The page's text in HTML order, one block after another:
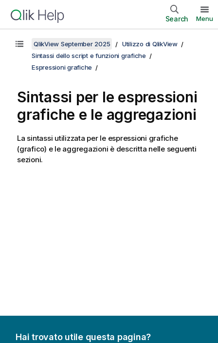
Search Menu
QlikView September 2025
Utilizzo di QlikView
Sintassi dello script e funzioni grafiche
Espressioni grafiche
Sintassi per le espressioni
grafiche e le aggregazioni
La sintassi utilizzata per le espressioni grafiche
(grafico) e le aggregazioni è descritta nelle seguenti
sezioni.
Hai trovato utile questa pagina?